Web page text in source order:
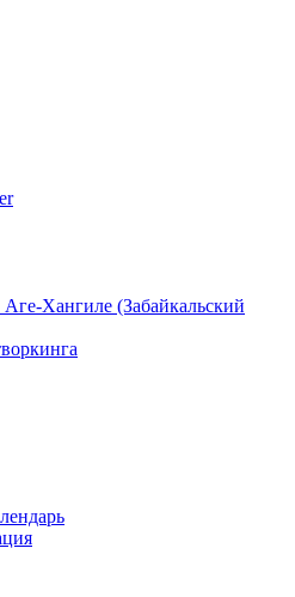
Хангиле (Забайкальский